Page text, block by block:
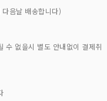
음날 배송합니다)
수 없을시 별도 안내없이 결제취